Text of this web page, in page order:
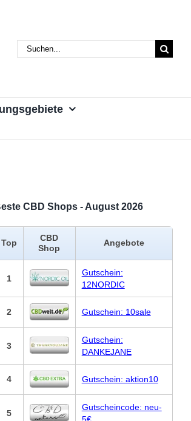
Suche
nach:
CBD Shops - August 2026
Top
CBD
Shop
Angebote
1
Gutschein:
12NORDIC
2 Gutschein: 10sale
3
Gutschein:
DANKEJANE
4 Gutschein: aktion10
5
Gutscheincode: neu-
5€